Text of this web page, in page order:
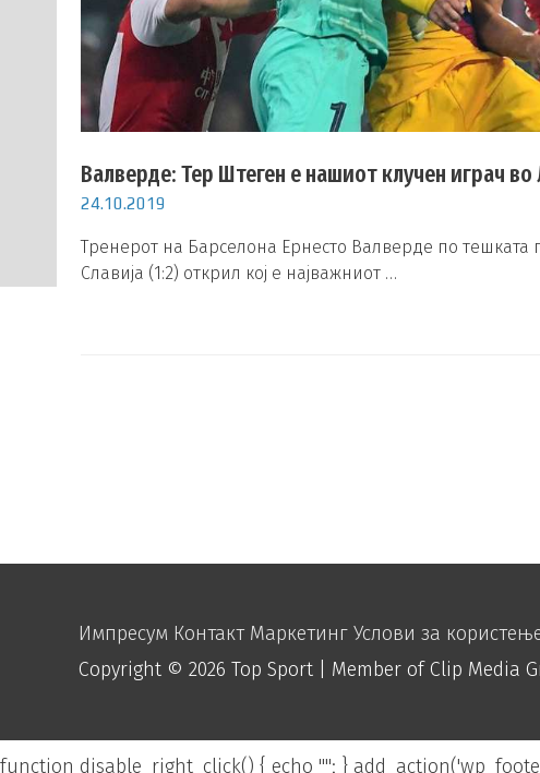
Валверде: Тер Штеген е нашиот клучен играч
24.10.2019
Тренерот на Барселона Ернесто Валверде по
Славија (1:2) открил кој е најважниот …
Импресум Контакт Маркетинг Услови за
Copyright © 2026 Top Sport | Member of Clip Media
function disable_right_click() { echo ""; }